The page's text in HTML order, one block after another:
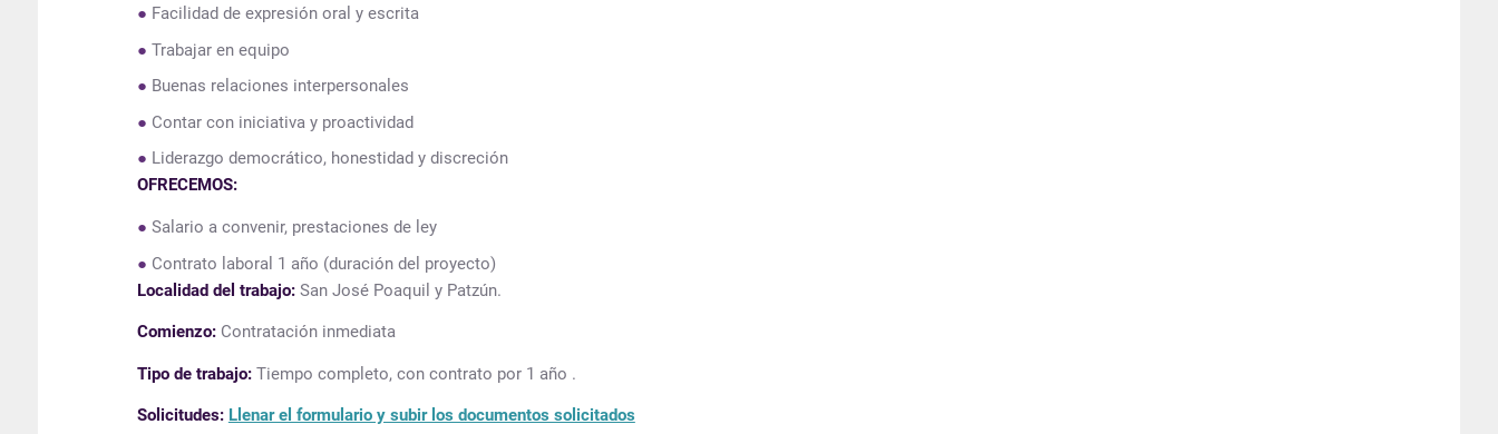
Facilidad de expresión oral y escrita
Trabajar en equipo
Buenas relaciones interpersonales
Contar con iniciativa y proactividad
Liderazgo democrático, honestidad y discreción
OFRECEMOS:
Salario a convenir, prestaciones de ley
Contrato laboral 1 año (duración del proyecto)
Localidad del trabajo:San José Poaquil y Patzún.
Comienzo:Contratación inmediata
Tipo de trabajo:Tiempo completo, con contrato por 1 año .
Solicitudes: Llenar el formulario y subir los documentos solicitados